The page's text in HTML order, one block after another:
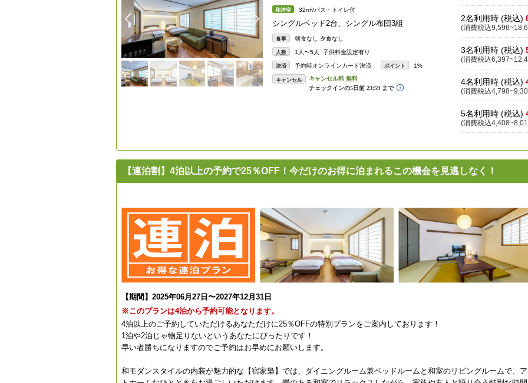
和洋室 32m²/バス・トイレ付
シングルベッド2台、シングル布団3組
食事 朝食なし 夕食なし
人数 1人〜5人 子供料金設定有り
決済 予約時オンラインカード決済 ポイント 1%
キャンセル
2名利用時 (税込)
(消費税込
3名利用時 (税込)
(消費税込
4名利用時 (税込)
(消費税込
5名利用時 (税込)
(消費税込
【連泊割】4泊以上の予約で25％OFF！今だけのお得に泊まれるこの機会を見逃しなく！
【期間】2025年06月27日〜2027年12月31日
※このプランは4泊から予約可能となります。
4泊以上のご予約していただけるあなただけに25％OFFの特別プランをご案内しております！
1泊や2泊じゃ物足りないというあなたにぴったりです！
早い者勝ちになりますのでご予約はお早めにお願いします。
和モダンスタイルの内装が魅力的な【宿家梟】では、ダイニングルーム兼ベッドルームと和室のリビングルームで、ア